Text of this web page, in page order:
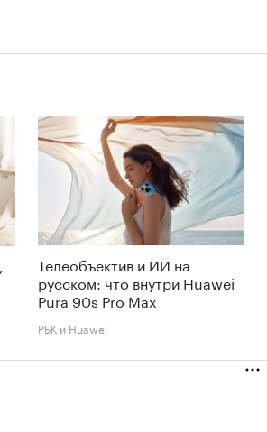
Телеобъектив и ИИ на
русском: что внутри Huawei
Pura 90s Pro Max
РБК и Huawei